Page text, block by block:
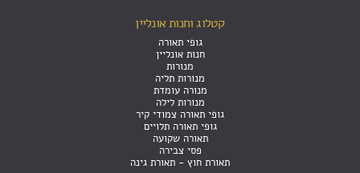
קטלוג וחנות אונליין
גופי תאורה
חנות אונליין
מנורות
מנורות תליה
מנורה עומדת
מנורות לילה
גופי תאורה צמודי קיר
גופי תאורה תלויים
תאורה שקועה
פסי צבירה
תאורת חוץ - תאורת גינה